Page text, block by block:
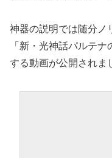
神器の説明では随分ノ
「新・光神話パルテ
する動画が公開されま